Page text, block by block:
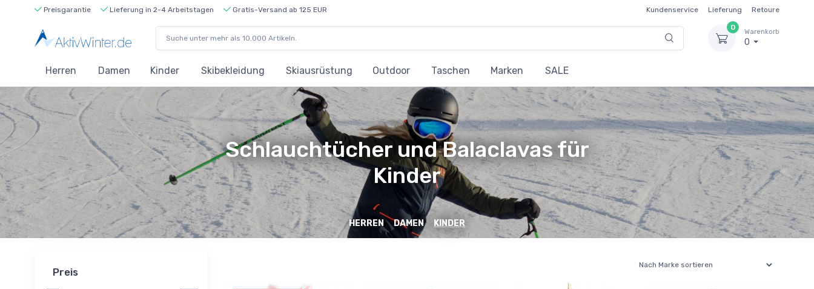
Preisgarantie Lieferung in 2-4 Arbeitstagen Gratis-Versand ab 125 EUR Kundenservice Lieferung Retoure
0
Warenkorb
0
Herren Damen Kinder Skibekleidung Skiausrüstung Outdoor Taschen Marken SALE
Schlauchtücher und Balaclavas für
Kinder
HERREN DAMEN KINDER
Preis